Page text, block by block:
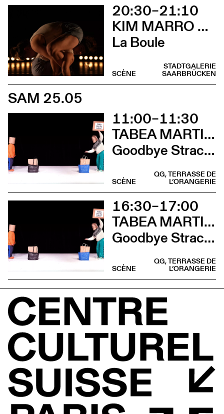
20:30–21:10
KIM MARRO & LIAM LELARGE
La Boule
STADTGALERIE
SAARBRÜCKEN
SCÈNE
SAM 25.05
11:00–11:30
TABEA MARTIN & CIE BEWEGGRUND
Goodbye Stracciatella
QG, TERRASSE DE
L’ORANGERIE
SCÈNE
16:30–17:00
TABEA MARTIN & CIE BEWEGGRUND
Goodbye Stracciatella
QG, TERRASSE DE
L’ORANGERIE
SCÈNE